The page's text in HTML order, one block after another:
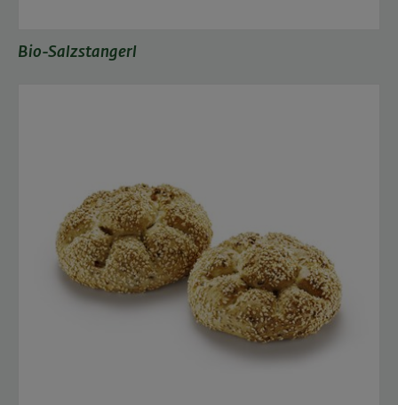
Bio-Salzstangerl